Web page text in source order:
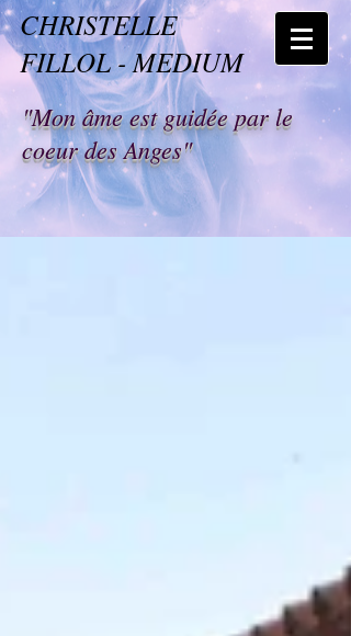
CHRISTELLE
FILLOL - MEDIUM
"Mon âme est guidée par le
coeur des Anges"